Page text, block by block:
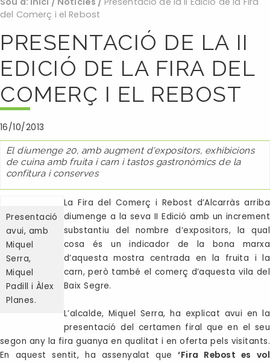
del Comerç i el Rebost
PRESENTACIÓ DE LA II
EDICIÓ DE LA FIRA DEL
COMERÇ I EL REBOST
16/10/2013
El diumenge 20, amb augment d'expositors, exhibicions
de cuina amb fruita i carn i tastos gastronòmics de la
confitura i conserves
Presentació
avui, amb
Miquel
Serra,
Miquel
Padill i Àlex
Planes.
La Fira del Comerç i Rebost d’Alcarràs arriba
diumenge a la seva II Edició amb un increment
substantiu del nombre d’expositors, la qual
cosa és un indicador de la bona marxa
d’aquesta mostra centrada en la fruita i la
carn, però també el comerç d’aquesta vila del
Baix Segre.
L’alcalde, Miquel Serra, ha explicat avui en la
presentació del certamen firal que en el seu
segon any la fira guanya en qualitat i en oferta pels visitants.
En aquest sentit, ha assenyalat que‘Fira Rebost es vol